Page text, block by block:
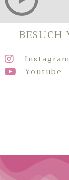
BESUCH
Instagram
Youtube